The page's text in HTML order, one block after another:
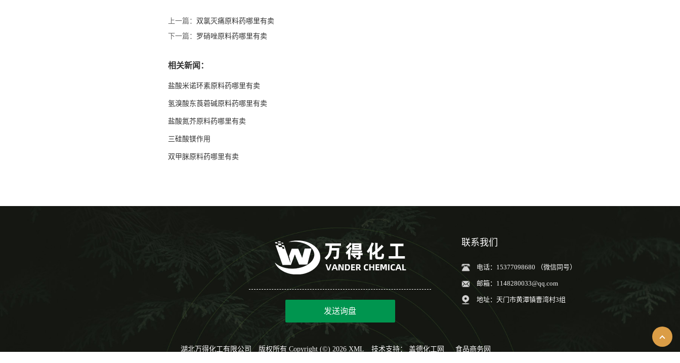
上一篇： 双氯灭痛原料药哪里有卖
下一篇： 罗硝唑原料药哪里有卖
相关新闻：
盐酸米诺环素原料药哪里有卖
氢溴酸东莨菪碱原料药哪里有卖
盐酸氮芥原料药哪里有卖
三硅酸镁作用
双甲脒原料药哪里有卖
发送询盘
联系我们
电话：15377098680 （微信同号）
邮箱： 1148280033@qq.com
地址：天门市黄潭镇曹湾村3组
湖北万得化工有限公司 版权所有 Copyright (©) 2026 XML 技术支持： 盖德化工网 食品商务网